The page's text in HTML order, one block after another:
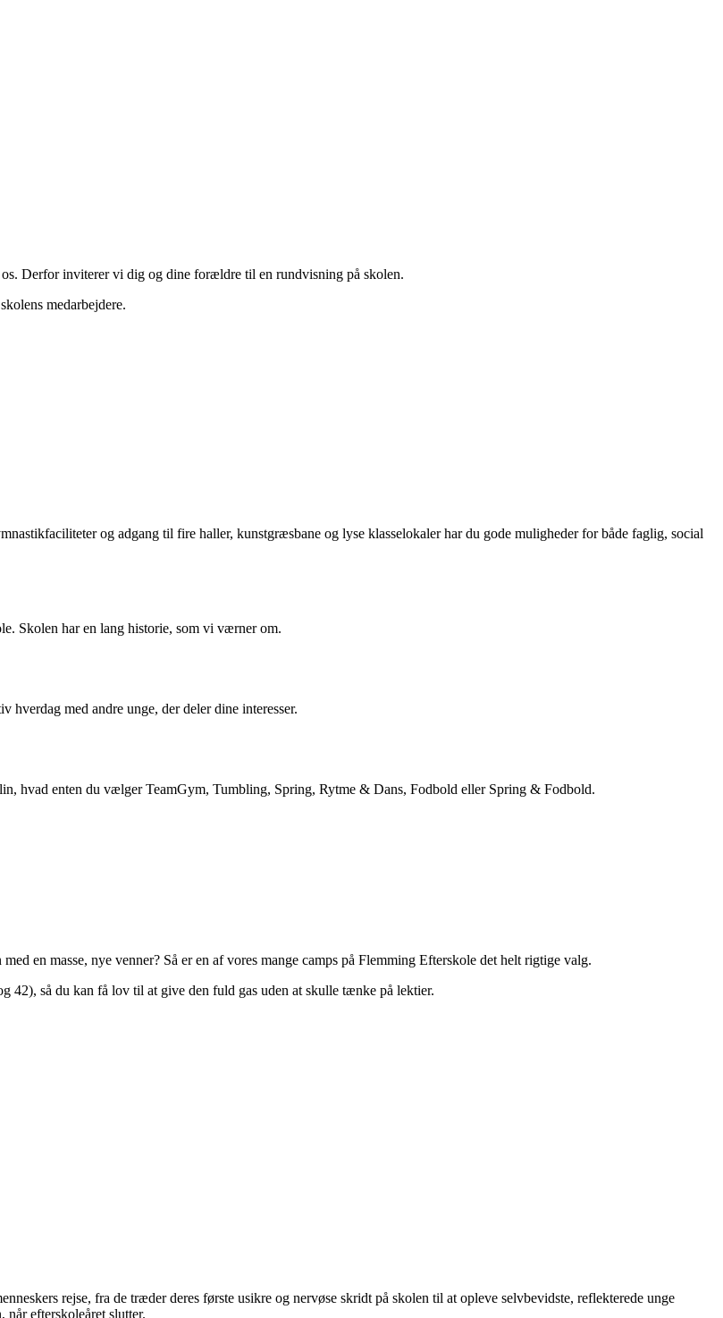
Derfor inviterer vi dig og dine forældre til en rundvisning på skolen.
medarbejdere.
og adgang til fire haller, kunstgræsbane og lyse klasselokaler har du gode muligheder for både faglig, social
Skolen har en lang historie, som vi værner om.
hverdag med andre unge, der deler dine interesser.
hvad enten du vælger TeamGym, Tumbling, Spring, Rytme & Dans, Fodbold eller Spring & Fodbold.
en masse, nye venner? Så er en af vores mange camps på Flemming Efterskole det helt rigtige valg.
42), så du kan få lov til at give den fuld gas uden at skulle tænke på lektier.
rejse, fra de træder deres første usikre og nervøse skridt på skolen til at opleve selvbevidste, reflekterede unge
efterskoleåret slutter.